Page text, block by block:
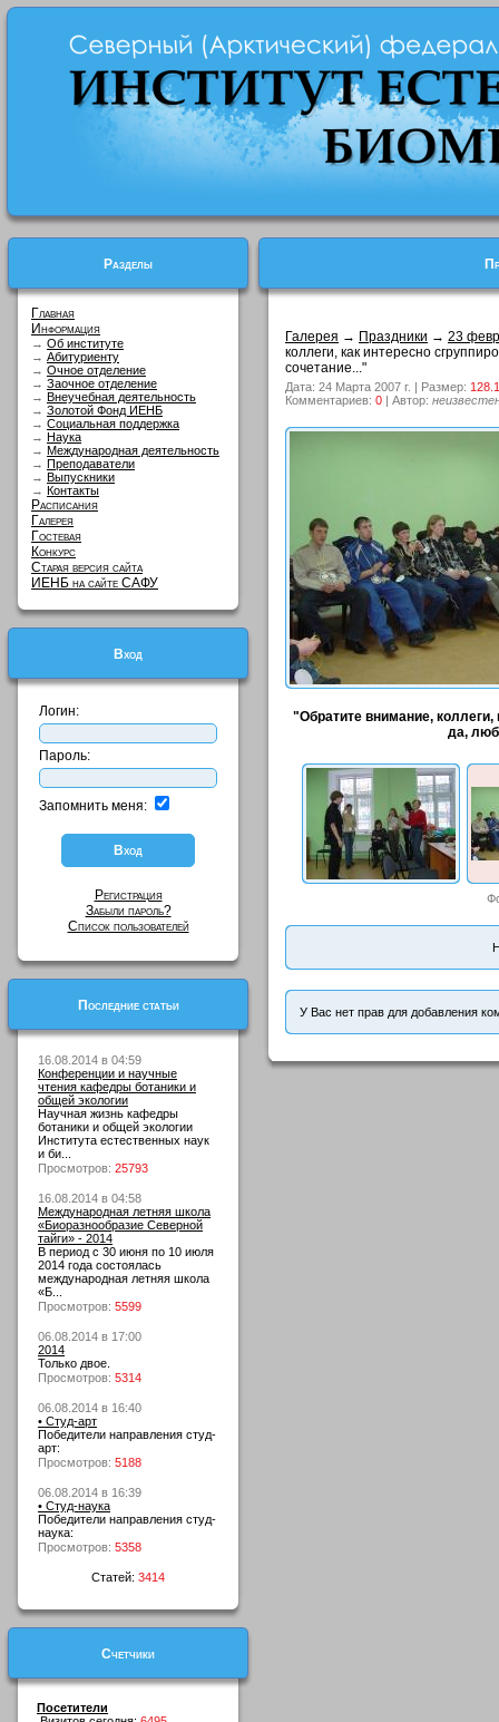
Разделы
Главная
Информация
→ Об институте
→ Абитуриенту
→ Очное отделение
→ Заочное отделение
→ Внеучебная деятельность
→ Золотой Фонд ИЕНБ
→ Социальная поддержка
→ Наука
→ Международная деятельность
→ Преподаватели
→ Выпускники
→ Контакты
Расписания
Галерея
Гостевая
Конкурс
Старая версия сайта
ИЕНБ на сайте САФУ
Вход
Логин:
Пароль:
Запомнить меня:
Регистрация
Забыли пароль?
Список пользователей
Последние статьи
16.08.2014 в 04:59
Конференции и научные
чтения кафедры ботаники и
общей экологии
Научная жизнь кафедры
ботаники и общей экологии
Института естественных наук
и би...
Просмотров: 25793
16.08.2014 в 04:58
Международная летняя школа
«Биоразнообразие Северной
тайги» - 2014
В период с 30 июня по 10 июля
2014 года состоялась
международная летняя школа
«Б...
Просмотров: 5599
06.08.2014 в 17:00
2014
Только двое.
Просмотров: 5314
06.08.2014 в 16:40
• Студ-арт
Победители направления студ-
арт:
Просмотров: 5188
06.08.2014 в 16:39
• Студ-наука
Победители направления студ-
наука:
Просмотров: 5358
Статей: 3414
Счетчики
Посетители
Галерея → Праздники → 23
коллеги, как интересно
сочетание..."
Дата: 24 Марта 2007 г. | Размер:
Комментариев: 0 | Автор:
"Обратите внимание,
да,
У Вас нет прав для добавления